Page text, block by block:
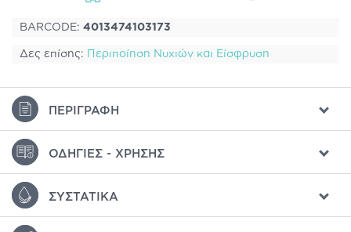
BARCODE: 4013474103173
Δες επίσης: Περιποίηση Νυχιών και Είσφρυση
ΠΕΡΙΓΡΑΦΉ
ΟΔΗΓΊΕΣ - ΧΡΉΣΗΣ
ΣΥΣΤΑΤΙΚΆ